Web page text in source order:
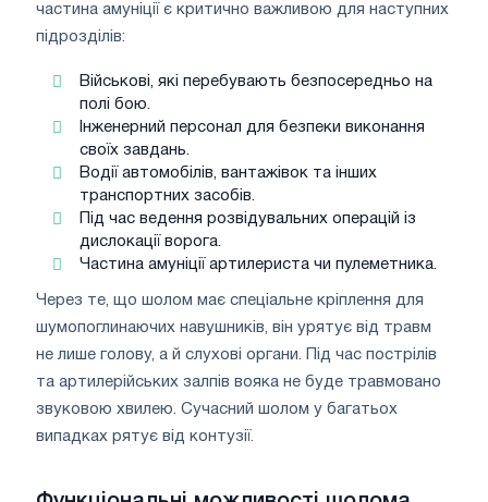
частина амуніції є критично важливою для наступних
підрозділів:
Військові, які перебувають безпосередньо на
полі бою.
Інженерний персонал для безпеки виконання
своїх завдань.
Водії автомобілів, вантажівок та інших
транспортних засобів.
Під час ведення розвідувальних операцій із
дислокації ворога.
Частина амуніції артилериста чи пулеметника.
Через те, що шолом має спеціальне кріплення для
шумопоглинаючих навушників, він урятує від травм
не лише голову, а й слухові органи. Під час пострілів
та артилерійських залпів вояка не буде травмовано
звуковою хвилею. Сучасний шолом у багатьох
випадках рятує від контузії.